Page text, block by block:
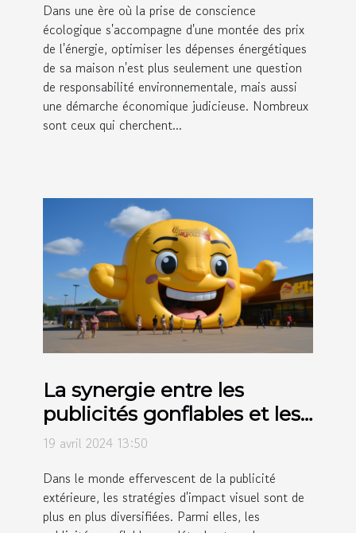
économique
Dans une ère où la prise de conscience
écologique s'accompagne d'une montée des prix
de l'énergie, optimiser les dépenses énergétiques
de sa maison n'est plus seulement une question
de responsabilité environnementale, mais aussi
une démarche économique judicieuse. Nombreux
sont ceux qui cherchent...
La synergie entre les
publicités gonflables et les
autres formes de publicité
19 avril 2024 13:50
Dans le monde effervescent de la publicité
extérieure, les stratégies d'impact visuel sont de
plus en plus diversifiées. Parmi elles, les